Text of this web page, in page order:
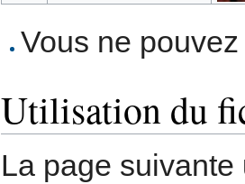
Vous ne
Utilisation du
La page